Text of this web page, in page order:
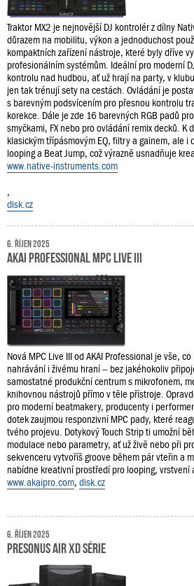
Traktor MX2 je nejnovější DJ kontrolér z dílny
důrazem na mobilitu, výkon a jednoduchost
kompaktních zařízení nástroje, které byly dříve
profesionálním systémům. Ideální pro moderní
kontrolu nad hudbou, ať už hrají na party, v
jen tak trénují sety na cestách. Ovládání je
s barevným podsvícením pro přesnou kontrolu
korekce. Dále je zde 16 barevných RGB padů
smyčkami, FX nebo pro ovládání remix decků. K
klasickým třípásmovým EQ, filtry a gainem, ale i
looping a Beat Jump, což výrazně usnadňuje
www.native-instruments.com
,
disk.cz
6. říjen 2025
AKAI Professional MPC Live III
Nová MPC Live III od AKAI Professional je vše,
nahrávání i živému hraní – bez jakéhokoliv
samostatné produkční centrum s mikrofonem,
knihovnou nástrojů přímo v těle přístroje.
pro moderní beatmakery, producenty i
dotek zaujmou responzivní MPC pady, které
tvého projevu. Dotykový Touch Strip ti umožní
modulace nebo parametry, ať už živě nebo při
sekvenceru vytvoříš groove během pár vteřin a
nabídne kreativní prostředí pro looping, vrstvení
www.akaipro.com, disk.cz
6. říjen 2025
PreSonus AIR XD série